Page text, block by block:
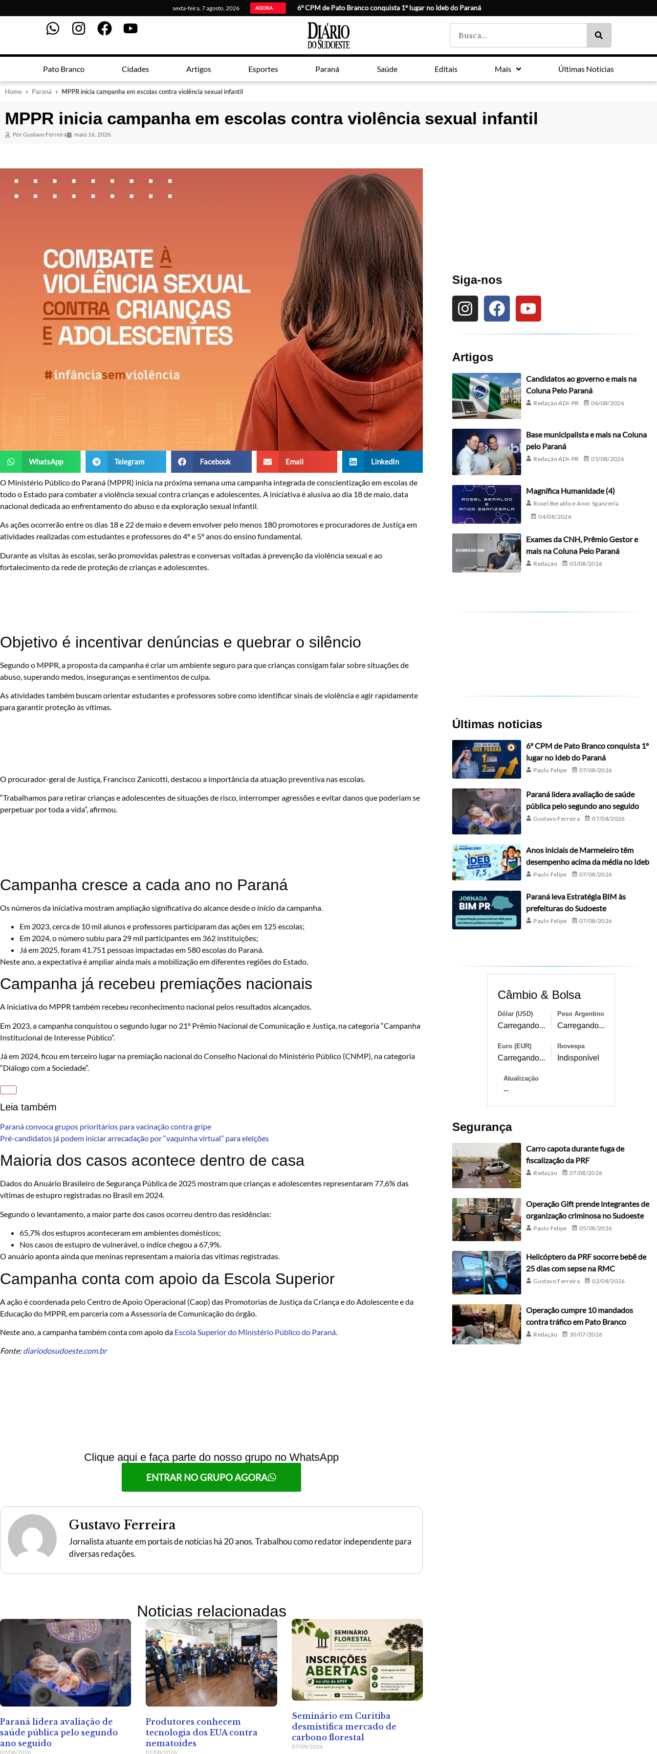
sexta-feira, 7 agosto, 2026 AGORA 6º CPM de Pato Branco conquista 1º lugar no Ideb do Paraná
Pato Branco Cidades Artigos Esportes Paraná Saúde Editais Mais Últimas Notícias
Home Paraná MPPR inicia campanha em escolas contra violência sexual infantil
MPPR inicia campanha em escolas contra violência sexual infantil
PorGustavo Ferreira maio 16, 2026
WhatsApp Telegram Facebook Email LinkedIn
O Ministério Público do Paraná (MPPR) inicia na próxima semana uma campanha integrada de conscientização em escolas de
todo o Estado para combater a violência sexual contra crianças e adolescentes. A iniciativa é alusiva ao dia 18 de maio, data
nacional dedicada ao enfrentamento do abuso e da exploração sexual infantil.
As ações ocorrerão entre os dias 18 e 22 de maio e devem envolver pelo menos 180 promotores e procuradores de Justiça em
atividades realizadas com estudantes e professores do 4º e 5º anos do ensino fundamental.
Durante as visitas às escolas, serão promovidas palestras e conversas voltadas à prevenção da violência sexual e ao
fortalecimento da rede de proteção de crianças e adolescentes.
Objetivo é incentivar denúncias e quebrar o silêncio
Segundo o MPPR, a proposta da campanha é criar um ambiente seguro para que crianças consigam falar sobre situações de
abuso, superando medos, inseguranças e sentimentos de culpa.
As atividades também buscam orientar estudantes e professores sobre como identificar sinais de violência e agir rapidamente
para garantir proteção às vítimas.
O procurador-geral de Justiça, Francisco Zanicotti, destacou a importância da atuação preventiva nas escolas.
“Trabalhamos para retirar crianças e adolescentes de situações de risco, interromper agressões e evitar danos que poderiam se
perpetuar por toda a vida”, afirmou.
Campanha cresce a cada ano no Paraná
Os números da iniciativa mostram ampliação significativa do alcance desde o início da campanha.
Em 2023, cerca de 10 mil alunos e professores participaram das ações em 125 escolas;
Em 2024, o número subiu para 29 mil participantes em 362 instituições;
Já em 2025, foram 41.751 pessoas impactadas em 580 escolas do Paraná.
Neste ano, a expectativa é ampliar ainda mais a mobilização em diferentes regiões do Estado.
Campanha já recebeu premiações nacionais
A iniciativa do MPPR também recebeu reconhecimento nacional pelos resultados alcançados.
Em 2023, a campanha conquistou o segundo lugar no 21º Prêmio Nacional de Comunicação e Justiça, na categoria “Campanha
Institucional de Interesse Público”.
Já em 2024, ficou em terceiro lugar na premiação nacional do Conselho Nacional do Ministério Público (CNMP), na categoria
“Diálogo com a Sociedade”.
Leia também
Paraná convoca grupos prioritários para vacinação contra gripe
Pré-candidatos já podem iniciar arrecadação por “vaquinha virtual” para eleições
Maioria dos casos acontece dentro de casa
Dados do Anuário Brasileiro de Segurança Pública de 2025 mostram que crianças e adolescentes representaram 77,6% das
vítimas de estupro registradas no Brasil em 2024.
Segundo o levantamento, a maior parte dos casos ocorreu dentro das residências:
65,7% dos estupros aconteceram em ambientes domésticos;
Nos casos de estupro de vulnerável, o índice chegou a 67,9%.
O anuário aponta ainda que meninas representam a maioria das vítimas registradas.
Campanha conta com apoio da Escola Superior
A ação é coordenada pelo Centro de Apoio Operacional (Caop) das Promotorias de Justiça da Criança e do Adolescente e da
Educação do MPPR, em parceria com a Assessoria de Comunicação do órgão.
Neste ano, a campanha também conta com apoio da Escola Superior do Ministério Público do Paraná.
Fonte:diariodosudoeste.com.br
Clique aqui e faça parte do nosso grupo no WhatsApp
ENTRAR NO GRUPO AGORA
Gustavo Ferreira
Jornalista atuante em portais de notícias há 20 anos. Trabalhou como redator independente para
diversas redações.
Noticias relacionadas
Paraná lidera avaliação de
saúde pública pelo segundo
ano seguido
07/08/2026
Produtores conhecem
tecnologia dos EUA contra
nematoides
07/08/2026
Seminário em Curitiba
desmistifica mercado de
carbono florestal
07/08/2026
Siga-nos
Artigos
Candidatos ao governo e mais na
Coluna Pelo Paraná
Redação ADI-PR 06/08/2026
Base municipalista e mais na Coluna
pelo Paraná
Redação ADI-PR 05/08/2026
Magnífica Humanidade (4)
Rosel Beraldo e Anor Sganzerla
04/08/2026
Exames da CNH, Prêmio Gestor e
mais na Coluna Pelo Paraná
Redação 03/08/2026
Últimas noticias
6º CPM de Pato Branco conquista 1º
lugar no Ideb do Paraná
Paulo Felipe 07/08/2026
Paraná lidera avaliação de saúde
pública pelo segundo ano seguido
Gustavo Ferreira 07/08/2026
Anos iniciais de Marmeleiro têm
desempenho acima da média no Ideb
Paulo Felipe 07/08/2026
Paraná leva Estratégia BIM às
prefeituras do Sudoeste
Paulo Felipe 07/08/2026
Câmbio & Bolsa
Dólar (USD)
Carregando...
Peso Argentino
Carregando...
Euro (EUR)
Carregando...
Ibovespa
Indisponível
Atualização
--
Segurança
Carro capota durante fuga de
fiscalização da PRF
Redação 07/08/2026
Operação Gift prende integrantes de
organização criminosa no Sudoeste
Paulo Felipe 05/08/2026
Helicóptero da PRF socorre bebê de
25 dias com sepse na RMC
Gustavo Ferreira 02/08/2026
Operação cumpre 10 mandados
contra tráfico em Pato Branco
Redação 30/07/2026